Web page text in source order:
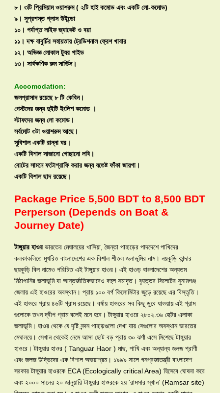
৮। ৩টি প্রিমিয়াম ওয়াশরুম ( ২টি হাই কমোড এবং একটি লো-কমোড)
৯। সুপ্রশস্ত গ্লাস উইন্ডো
১০। পর্যাপ্ত লাইফ জ্যাকেট ও বয়া
১১। দক্ষ বাবুর্চির সহায়তায় ট্রেডিশনাল ফ্রেশ খাবার
১২। অভিজ্ঞ লোকাল ট্যুর গাইড
১৩। সার্বক্ষণিক রুম সার্ভিস।
Accomodation:
জলপ্রাসাদ রয়েছে ৮ টি কেবিন।
গেস্টদের জন্য দুইটি ইংলিশ কমোড ।
স্টাফদের জন্য লো কমোড।
সর্বমোট ৩টা ওয়াশরুম আছে।
সুবিশাল একটি রান্না ঘর।
একটি বিশাল সাজানো গোছানো লবি।
বোটের সামনে ফটোগ্রাফি করার জন্য যতেষ্ট ফাঁকা জায়গা।
একটি বিশাল ছাদ রয়েছে।
Package Price 5,500 BDT to 8,500 BDT
Perperson (Depends on Boat &
Journey Date)
টাঙ্গুয়ার হাওরভারতের মেঘালয়ের খাসিয়া, জৈন্তা পাহাড়ের পাদদেশে পাখিদের
কলকাকলিতে মুখরিত বাংলাদেশের এক বিশাল শীতল জলাভূমির নাম। নয়কুড়ি কান্দার
ছয়কুড়ি বিল নামেও পরিচিত এই টাঙ্গুয়ার হাওর। এই হাওড় বাংলাদেশের অন্যতম
মিঠাপানির জলাভূমি যা আন্তর্জাতিকভাবেও বহুল সমাদৃত। বৃহত্তর সিলেটের সুনামগঞ্জ
জেলায় এই হাওরের অবস্থান। প্রায় ১০০ বর্গ কিলোমিটার জুড়ে রয়েছে এর বিস্তৃতি।
এই হাওরে প্রায় ৪৬টি গ্রাম রয়েছে। বর্ষায় হাওরের সব কিছু ডুবে যাওয়ায় এই গ্রাম
গুলোকে তখন দ্বীপ গ্রাম বলেই মনে হবে। টাঙ্গুয়ার হাওরে ২৮০২.৩৬ হেক্টর এলাকা
জলাভূমি। হাওর থেকে যে দৃষ্টি নন্দন পাহাড়গুলো দেখা যায় সেগুলোর অবস্থান ভারতের
মেঘালয়ে। সেখান থেকেই নেমে আসা ছোট বড় প্রায় ৩০ ঝর্ণা এসে মিশেছে টাঙ্গুয়ার
হাওরে। টাঙ্গুয়ার হাওর ( Tanguar Haor ) মাছ, পাখি এবং অন্যান্য জলজ প্রাণী
এবং জলজ উদ্ভিদের এক বিশাল অভয়াশ্রম। ১৯৯৯ সালে গনপ্রজাতন্ত্রী বাংলাদেশ
সরকার টাঙ্গুয়ার হাওরকে ECA (Ecologically critical Area) হিসেবে ঘোষনা করে
এবং ২০০০ সালের ২০ জানুয়ারি টাঙ্গুয়ার হাওরকে ২য় ‘রামসার স্থান’ (Ramsar site)